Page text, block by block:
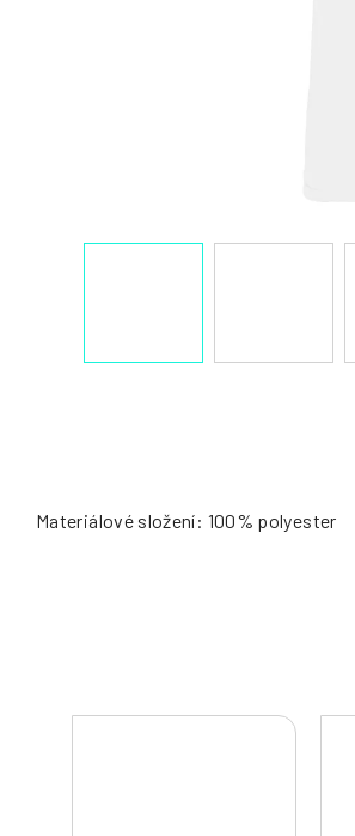
Materiálové složení: 100% polyester